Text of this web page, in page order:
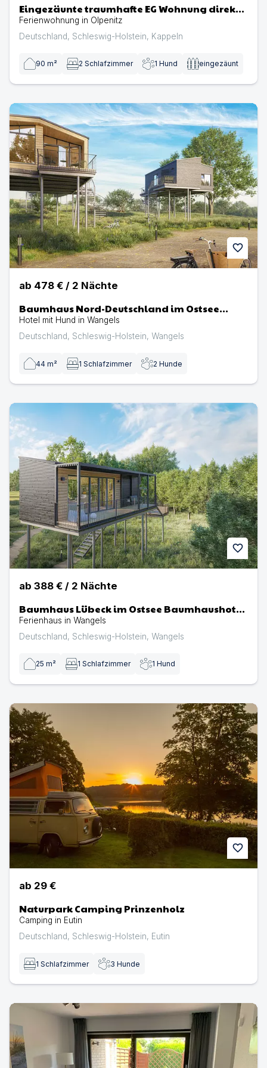
Eingezäunte traumhafte EG Wohnung direkt
am Wasser mit Hund
Ferienwohnung in Olpenitz
Deutschland, Schleswig-Holstein, Kappeln
90 m² 2 Schlafzimmer 1 Hund eingezäunt
favorite
Baumhaus Nord-Deutschland im Ostsee
ab 478 € / 2 Nächte
Baumhaus Nord-Deutschland im Ostsee
Baumhaushotel Schleswig-Holstein
Hotel mit Hund in Wangels
Deutschland, Schleswig-Holstein, Wangels
44 m² 1 Schlafzimmer 2 Hunde
favorite
Baumhaus Lübeck im Ostsee Baumhaushotel
ab 388 € / 2 Nächte
Baumhaus Lübeck im Ostsee Baumhaushotel
Schleswig-Holstein
Ferienhaus in Wangels
Deutschland, Schleswig-Holstein, Wangels
25 m² 1 Schlafzimmer 1 Hund
favorite
Naturpark Camping Prinzenholz | Camping in Eutin
ab 29 €
Naturpark Camping Prinzenholz
Camping in Eutin
Deutschland, Schleswig-Holstein, Eutin
1 Schlafzimmer 3 Hunde
Ferienwohnung Faxe | Ferienwohnung in Maasholm-Bad